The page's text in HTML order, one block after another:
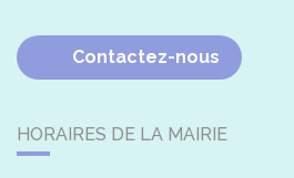
Contactez-nous
HORAIRES DE LA MAIRIE